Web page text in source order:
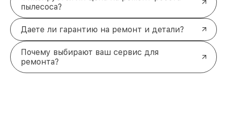
пылесоса?
Даете ли гарантию на ремонт и детали?
Почему выбирают ваш сервис для
ремонта?